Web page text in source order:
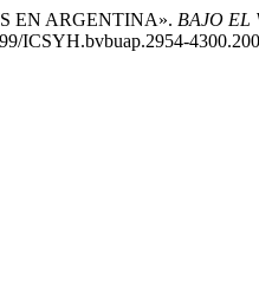
EN ARGENTINA». BAJO EL
ICSYH.bvbuap.2954-